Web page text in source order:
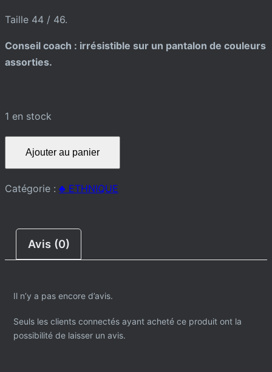
Taille 44 / 46.
Conseil coach : irrésistible sur un pantalon de couleurs
assorties.
1 en stock
Ajouter au panier
Catégorie : ♣️ ETHNIQUE
Avis (0)
Il n’y a pas encore d’avis.
Seuls les clients connectés ayant acheté ce produit ont la
possibilité de laisser un avis.